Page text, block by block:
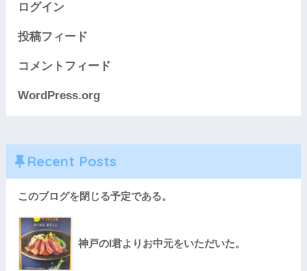
ログイン
投稿フィード
コメントフィード
WordPress.org
Recent Posts
このブログを閉じる予定である。
神戸のI君よりお中元をいただいた。